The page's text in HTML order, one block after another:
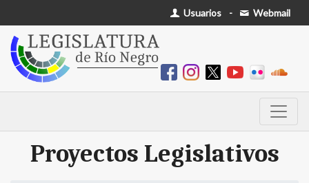
Usuarios - Webmail
Proyectos Legislativos